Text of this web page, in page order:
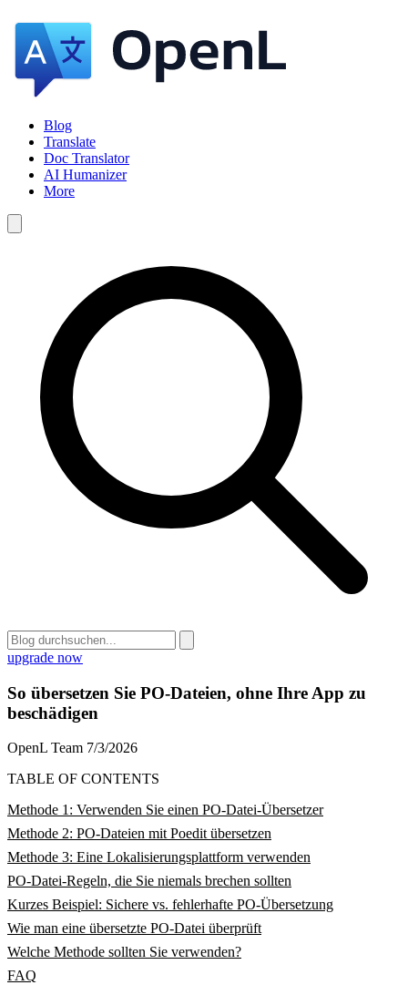
Blog
Translate
Doc Translator
AI Humanizer
More
upgrade now
So übersetzen Sie PO-Dateien, ohne Ihre App zu
beschädigen
OpenL Team 7/3/2026
TABLE OF CONTENTS
Methode 1: Verwenden Sie einen PO-Datei-Übersetzer
Methode 2: PO-Dateien mit Poedit übersetzen
Methode 3: Eine Lokalisierungsplattform verwenden
PO-Datei-Regeln, die Sie niemals brechen sollten
Kurzes Beispiel: Sichere vs. fehlerhafte PO-Übersetzung
Wie man eine übersetzte PO-Datei überprüft
Welche Methode sollten Sie verwenden?
FAQ